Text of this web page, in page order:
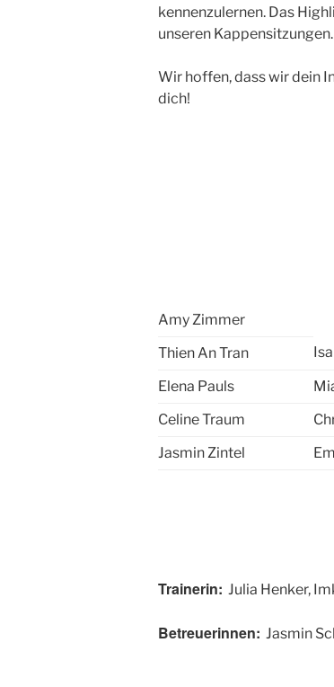
kennenzulernen. Das
unseren Kappensitzungen.
Wir hoffen, dass wir dein
dich!
Amy Zimmer
Thien An Tran
Elena Pauls
Celine Traum
Jasmin Zintel
Trainerin: Julia Henker,
Betreuerinnen: Jasmin